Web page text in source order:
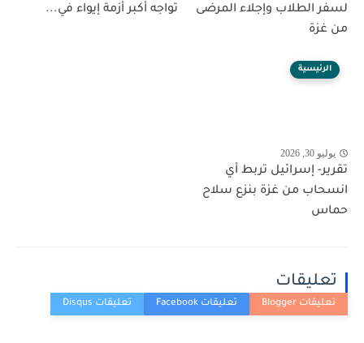
لسفر الطلاب وإجلاء المرضى
من غزة
تواجه أكبر أزمة إيواء في...
الرئيسية
يوليو 30, 2026
تقرير- إسرائيل تربط أي
انسحاب من غزة بنزع سلاح
حماس
تعليقات